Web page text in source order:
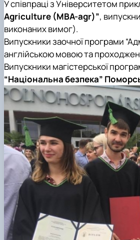
У співпраці з Університетом
Agriculture (MBA-agr)”,
виконаних вимог).
Випускники заочної програми
англійською мовою та
Випускники магістерської
“Національна безпека”